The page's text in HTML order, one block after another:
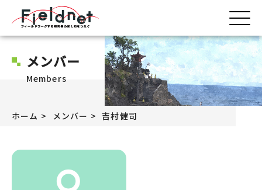
メンバー
Members
ホーム メンバー 吉村健司